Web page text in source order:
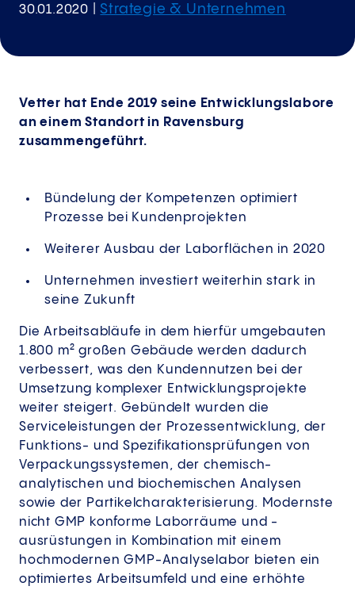
30.01.2020 |Strategie & Unternehmen
Vetter hat Ende 2019 seine Entwicklungslabore
an einem Standort in Ravensburg
zusammengeführt.
Bündelung der Kompetenzen optimiert
Prozesse bei Kundenprojekten
Weiterer Ausbau der Laborflächen in 2020
Unternehmen investiert weiterhin stark in
seine Zukunft
Die Arbeitsabläufe in dem hierfür umgebauten
1.800 m² großen Gebäude werden dadurch
verbessert, was den Kundennutzen bei der
Umsetzung komplexer Entwicklungsprojekte
weiter steigert. Gebündelt wurden die
Serviceleistungen der Prozessentwicklung, der
Funktions- und Spezifikationsprüfungen von
Verpackungssystemen, der chemisch-
analytischen und biochemischen Analysen
sowie der Partikelcharakterisierung. Modernste
nicht GMP konforme Laborräume und -
ausrüstungen in Kombination mit einem
hochmodernen GMP-Analyselabor bieten ein
optimiertes Arbeitsumfeld und eine erhöhte